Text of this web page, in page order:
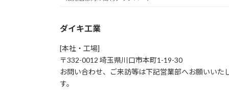
ダイキ工業
[本社・工場]
〒332-0012 埼玉県川口市本町1-19-30
お問い合わせ、ご来訪等は下記営業部へお願いいた
す。